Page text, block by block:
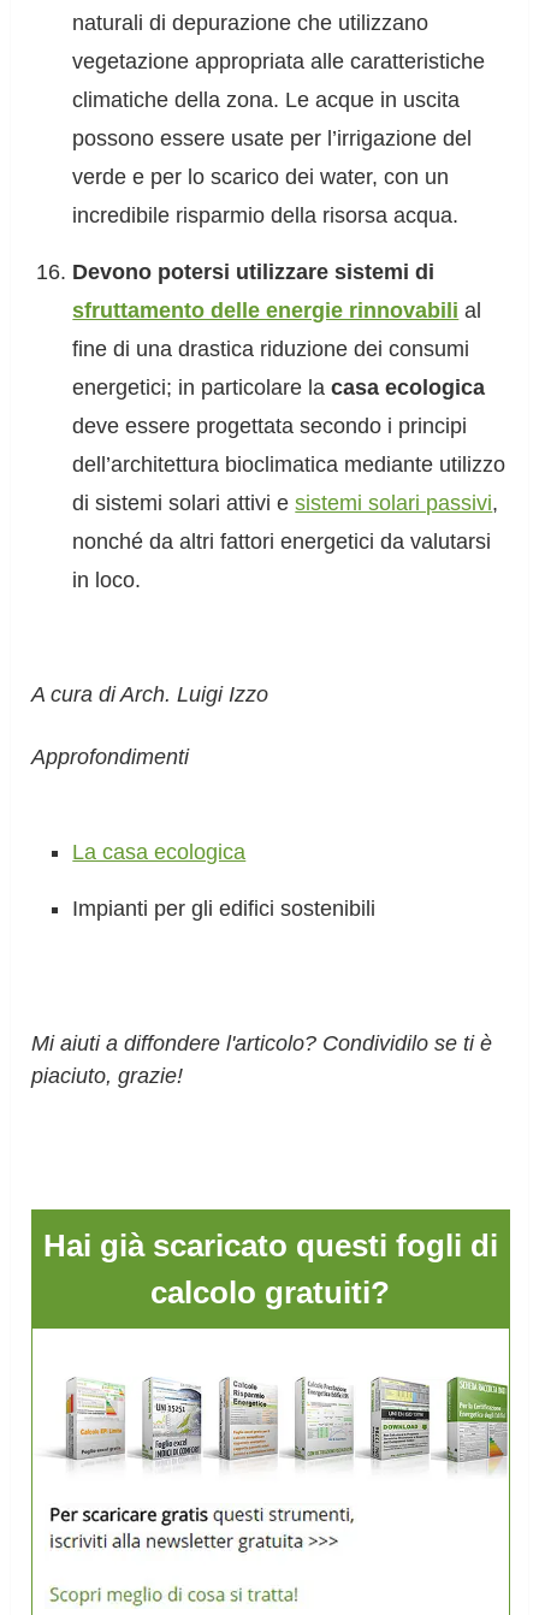
naturali di depurazione che utilizzano
vegetazione appropriata alle caratteristiche
climatiche della zona. Le acque in uscita
possono essere usate per l’irrigazione del
verde e per lo scarico dei water, con un
incredibile risparmio della risorsa acqua.
Devono potersi utilizzare sistemi di
sfruttamento delle energie rinnovabili al
fine di una drastica riduzione dei consumi
energetici; in particolare lacasa ecologica
deve essere progettata secondo i principi
dell’architettura bioclimatica mediante utilizzo
di sistemi solari attivi esistemi solari passivi,
nonché da altri fattori energetici da valutarsi
in loco.
A cura di Arch. Luigi Izzo
Approfondimenti
La casa ecologica
Impianti per gli edifici sostenibili
Mi aiuti a diffondere l'articolo? Condividilo se ti è
piaciuto, grazie!
Hai già scaricato questi fogli di
calcolo gratuiti?